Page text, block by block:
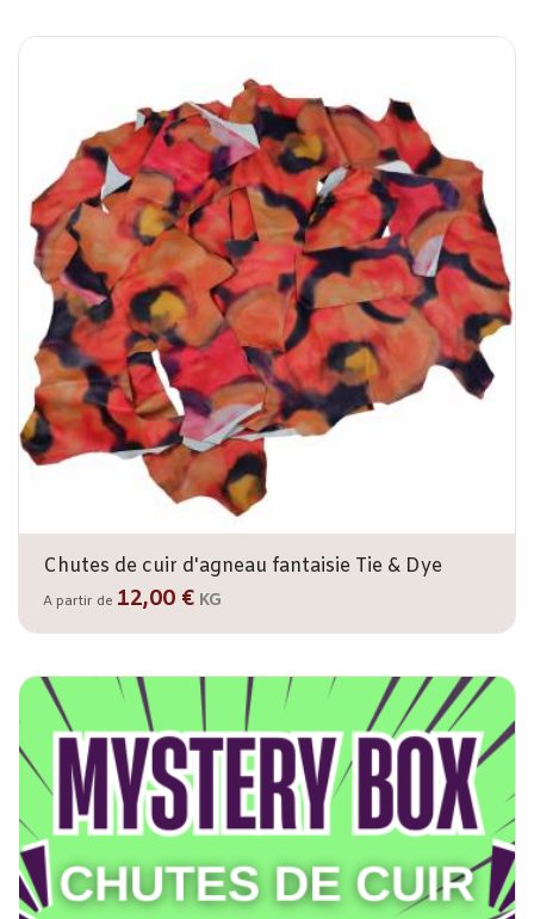
Chutes de cuir d'agneau fantaisie Tie & Dye
A partir de 12,00 € KG